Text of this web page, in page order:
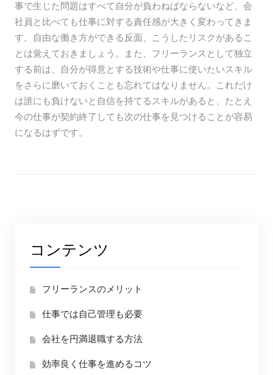
事で生じた問題はすべて自分が負わねばならないなど、会
社員と比べても仕事に対する責任感が大きく変わってきま
す。自由な働き方ができる反面、こうしたリスクがあるこ
とは覚えておきましょう。また、フリーランスとして独立
する前は、自分が得意とする技術や仕事に使いたいスキル
をさらに磨いておくことも忘れてはなりません。これだけ
は誰にも負けないと自信を持てるスキルがあると、たとえ
今の仕事が契約終了しても次の仕事を見つけることが容易
になるはずです。
コンテンツ
フリーランスのメリット
仕事では自己管理も必要
会社を円満退職する方法
効率良く仕事を進めるコツ